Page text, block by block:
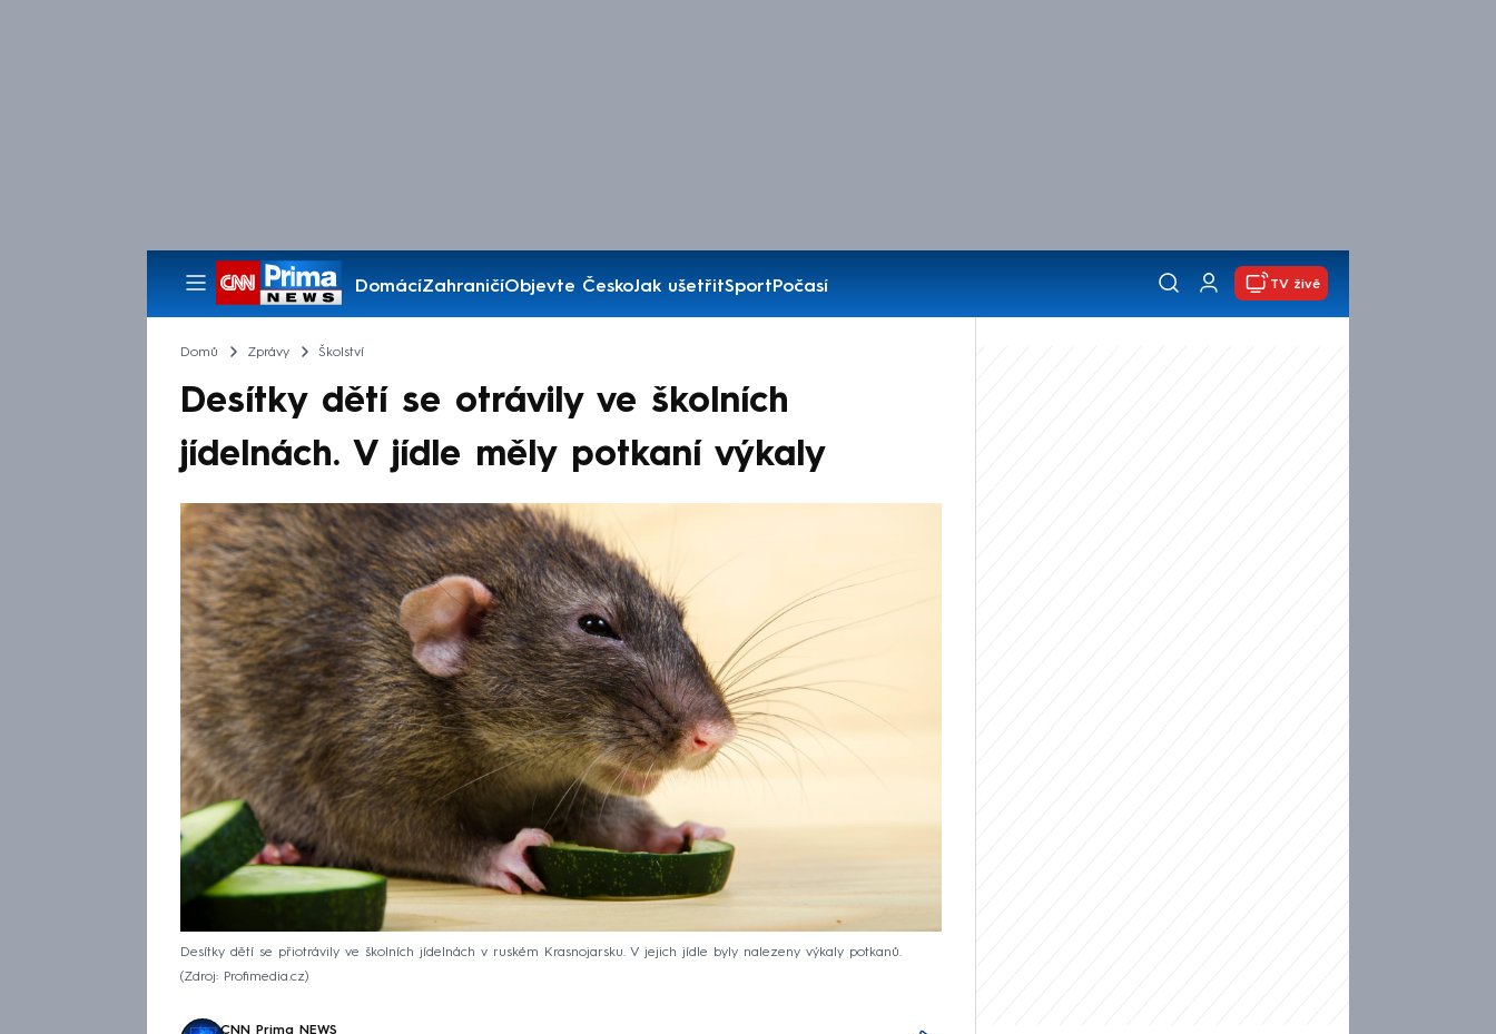
DomácíZahraničíObjevte ČeskoJak ušetřitSportPočasí
Pořady
TV živě
Domů Zprávy Školství
Desítky dětí se otrávily ve školních
jídelnách. V jídle měly potkaní výkaly
Desítky dětí se přiotrávily ve školních jídelnách v ruském Krasnojarsku. V jejich jídle byly nalezeny výkaly potkanů.
Zdroj: Profimedia.cz
CNN Prima NEWS